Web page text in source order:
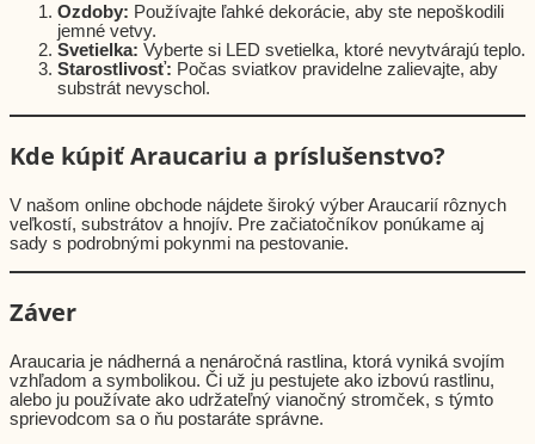
Ozdoby: Používajte ľahké dekorácie, aby ste nepoškodili
jemné vetvy.
Svetielka: Vyberte si LED svetielka, ktoré nevytvárajú teplo.
Starostlivosť: Počas sviatkov pravidelne zalievajte, aby
substrát nevyschol.
Kde kúpiť Araucariu a príslušenstvo?
V našom online obchode nájdete široký výber Araucarií rôznych
veľkostí, substrátov a hnojív. Pre začiatočníkov ponúkame aj
sady s podrobnými pokynmi na pestovanie.
Záver
Araucaria je nádherná a nenáročná rastlina, ktorá vyniká svojím
vzhľadom a symbolikou. Či už ju pestujete ako izbovú rastlinu,
alebo ju používate ako udržateľný vianočný stromček, s týmto
sprievodcom sa o ňu postaráte správne.